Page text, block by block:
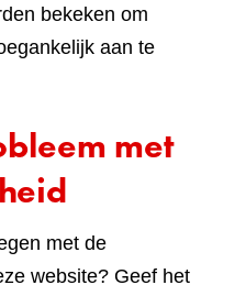
bekeken om
aan te
met
met de
website? Geef het